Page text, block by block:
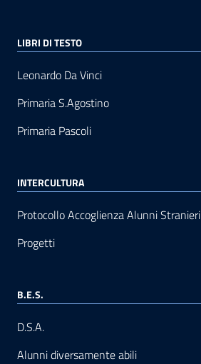
LIBRI DI TESTO
Leonardo Da Vinci
Primaria S.Agostino
Primaria Pascoli
INTERCULTURA
Protocollo Accoglienza Alunni Stranieri
Progetti
B.E.S.
D.S.A.
Alunni diversamente abili